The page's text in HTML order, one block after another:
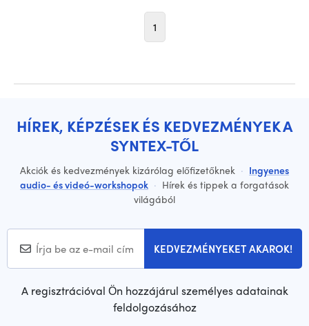
1
HÍREK, KÉPZÉSEK ÉS KEDVEZMÉNYEK A
SYNTEX-TŐL
Akciók és kedvezmények kizárólag előfizetőknek · Ingyenes
audio- és videó-workshopok · Hírek és tippek a forgatások
világából
KEDVEZMÉNYEKET AKAROK!
A regisztrációval Ön hozzájárul személyes adatainak
feldolgozásához